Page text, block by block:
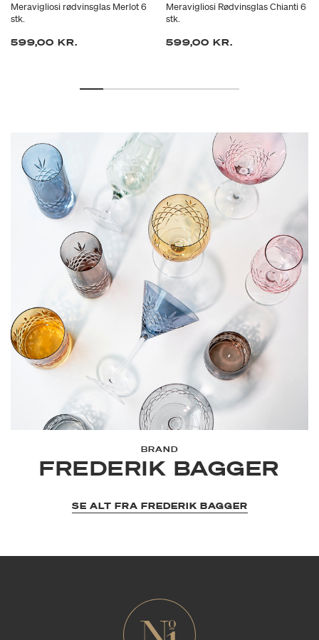
Meravigliosi rødvinsglas Merlot 6
stk.
599,00 KR.
Meravigliosi Rødvinsglas Chianti 6
stk.
599,00 KR.
BRAND
FREDERIK BAGGER
SE ALT FRA FREDERIK BAGGER